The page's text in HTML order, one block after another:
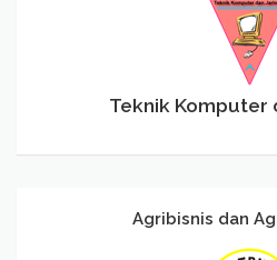
Teknik Komputer
Agribisnis dan